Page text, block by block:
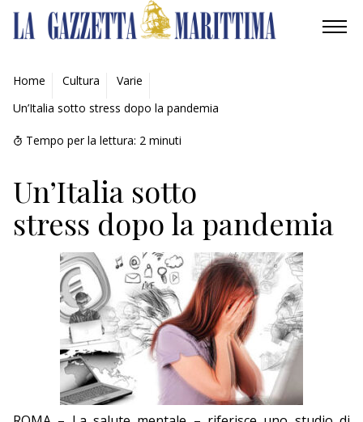
AMBIENTE
MOBILITÀ
INDUSTRIA
RICERCA
ECONOMIA
TURISMO
CULTURA
NAUTICA
EDITORIALI
Home Cultura
Varie
Un’Italia sotto stress dopo la pandemia
Tempo per la lettura: 2 minuti
Un’Italia sotto
stress dopo la pandemia